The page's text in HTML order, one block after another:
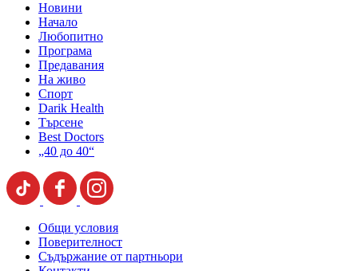
Новини
Начало
Любопитно
Програма
Предавания
На живо
Спорт
Darik Health
Търсене
Best Doctors
„40 до 40“
Общи условия
Поверителност
Съдържание от партньори